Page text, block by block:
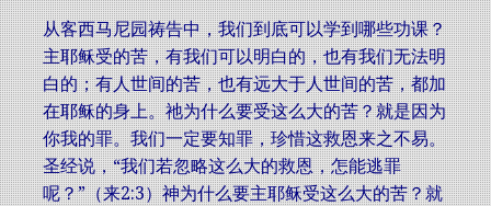
从客西马尼园祷告中，我们到底可以学到哪些功课？
主耶稣受的苦，有我们可以明白的，也有我们无法明
白的；有人世间的苦，也有远大于人世间的苦，都加
在耶稣的身上。祂为什么要受这么大的苦？就是因为
你我的罪。我们一定要知罪，珍惜这救恩来之不易。
圣经说，“我们若忽略这么大的救恩，怎能逃罪
呢？”（来2:3）神为什么要主耶稣受这么大的苦？就